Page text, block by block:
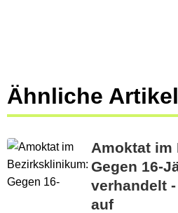
Ähnliche Artikel
Amoktat im
Gegen 16-
verhandelt
auf